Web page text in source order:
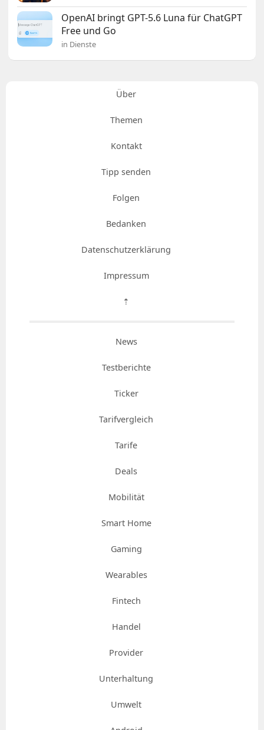
OpenAI bringt GPT-5.6 Luna für ChatGPT
Free und Go
in Dienste
Über
Themen
Kontakt
Tipp senden
Folgen
Bedanken
Datenschutzerklärung
Impressum
⇡
News
Testberichte
Ticker
Tarifvergleich
Tarife
Deals
Mobilität
Smart Home
Gaming
Wearables
Fintech
Handel
Provider
Unterhaltung
Umwelt